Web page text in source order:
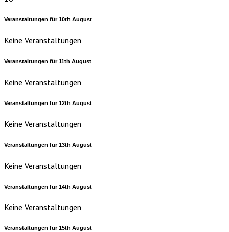
Veranstaltungen für10th August
Keine Veranstaltungen
Veranstaltungen für11th August
Keine Veranstaltungen
Veranstaltungen für12th August
Keine Veranstaltungen
Veranstaltungen für13th August
Keine Veranstaltungen
Veranstaltungen für14th August
Keine Veranstaltungen
Veranstaltungen für15th August